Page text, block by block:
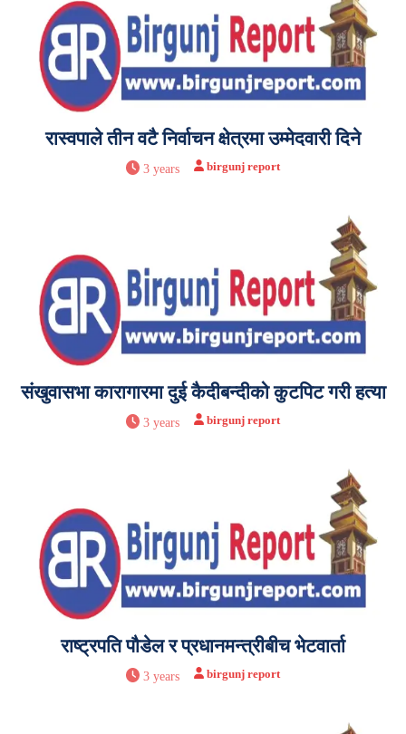
रास्वपाले तीन वटै निर्वाचन क्षेत्रमा उम्मेदवारी दिने
3 years birgunj report
संखुवासभा कारागारमा दुई कैदीबन्दीको कुटपिट गरी हत्या
3 years birgunj report
राष्ट्रपति पौडेल र प्रधानमन्त्रीबीच भेटवार्ता
3 years birgunj report